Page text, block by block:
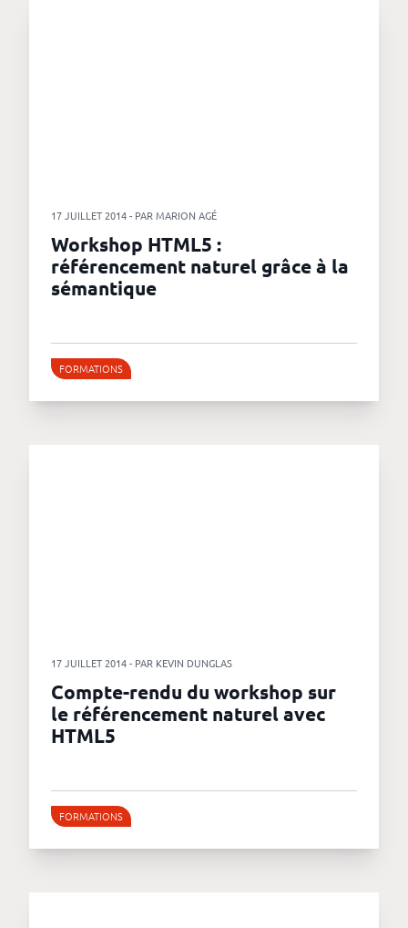
17 JUILLET 2014 - PAR MARION AGÉ
Workshop HTML5 :
référencement naturel grâce à la
sémantique
FORMATIONS
17 JUILLET 2014 - PAR KEVIN DUNGLAS
Compte-rendu du workshop sur
le référencement naturel avec
HTML5
FORMATIONS